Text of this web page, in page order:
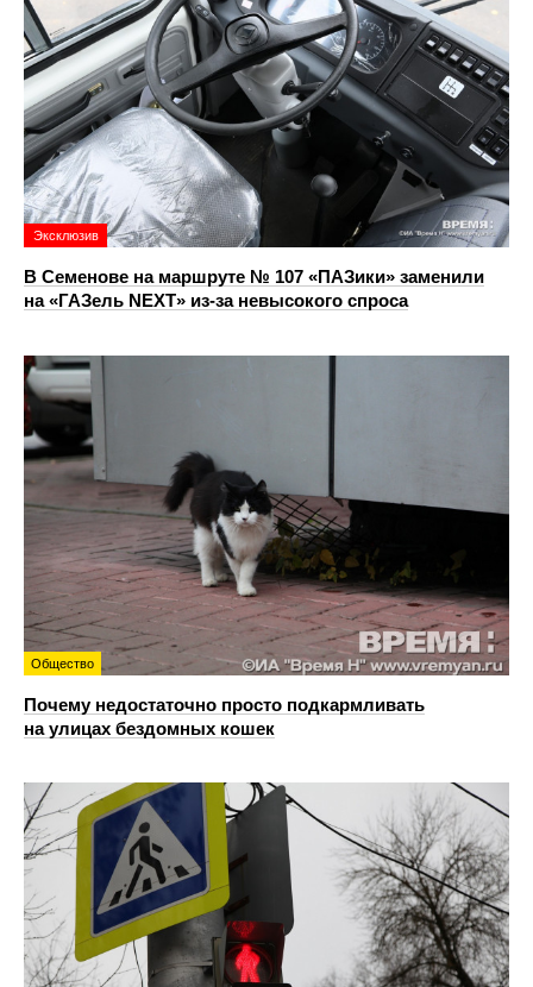
Эксклюзив
В Семенове на маршруте № 107 «ПАЗики» заменили
на «ГАЗель NEXT» из‑за невысокого спроса
Общество
Почему недостаточно просто подкармливать
на улицах бездомных кошек